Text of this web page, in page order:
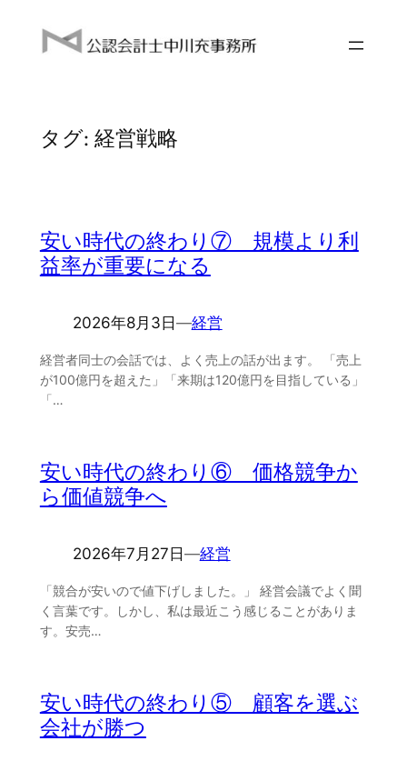
タグ: 経営戦略
安い時代の終わり⑦ 規模より利
益率が重要になる
2026年8月3日―経営
経営者同士の会話では、よく売上の話が出ます。 「売上
が100億円を超えた」「来期は120億円を目指している」
「…
安い時代の終わり⑥ 価格競争か
ら価値競争へ
2026年7月27日―経営
「競合が安いので値下げしました。」 経営会議でよく聞
く言葉です。しかし、私は最近こう感じることがありま
す。安売…
安い時代の終わり⑤ 顧客を選ぶ
会社が勝つ